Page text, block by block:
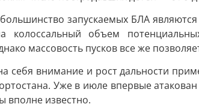
большинство запускаемых БЛА
колоссальный объем
массовость пусков все же
себя внимание и рост дальности
Уже в июле впервые
вполне известно.